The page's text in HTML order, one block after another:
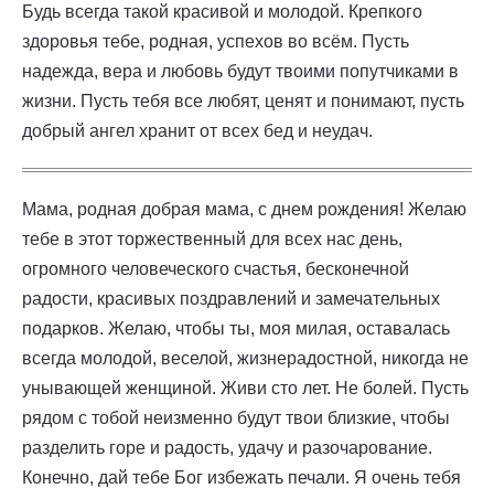
Будь всегда такой красивой и молодой. Крепкого
здоровья тебе, родная, успехов во всём. Пусть
надежда, вера и любовь будут твоими попутчиками в
жизни. Пусть тебя все любят, ценят и понимают, пусть
добрый ангел хранит от всех бед и неудач.
Мама, родная добрая мама, с днем рождения! Желаю
тебе в этот торжественный для всех нас день,
огромного человеческого счастья, бесконечной
радости, красивых поздравлений и замечательных
подарков. Желаю, чтобы ты, моя милая, оставалась
всегда молодой, веселой, жизнерадостной, никогда не
унывающей женщиной. Живи сто лет. Не болей. Пусть
рядом с тобой неизменно будут твои близкие, чтобы
разделить горе и радость, удачу и разочарование.
Конечно, дай тебе Бог избежать печали. Я очень тебя